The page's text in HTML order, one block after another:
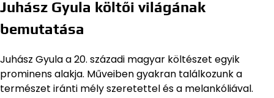
Juhász Gyula költői világának
bemutatása
Juhász Gyula a 20. századi magyar költészet egyik
prominens alakja. Műveiben gyakran találkozunk a
természet iránti mély szeretettel és a melankóliával.